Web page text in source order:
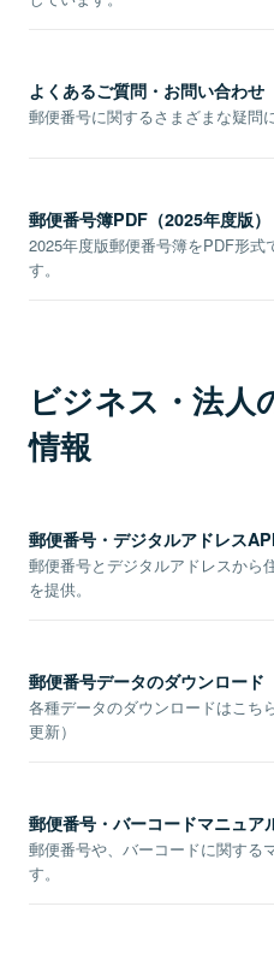
よくあるご質問・お問い合わせ
郵便番号に関するさまざまな疑問
郵便番号簿PDF（2025年度版）
2025年度版郵便番号簿をPDF形式
す。
ビジネス・法人
情報
郵便番号・デジタルアドレスAPI
郵便番号とデジタルアドレスから
を提供。
郵便番号データのダウンロード
各種データのダウンロードはこち
更新）
郵便番号・バーコードマニュア
郵便番号や、バーコードに関する
す。